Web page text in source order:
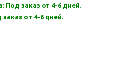
Под заказ от 4-6 дней.
от 4-6 дней.